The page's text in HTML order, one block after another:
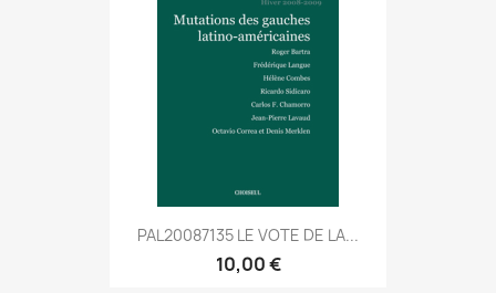
PAL20087135 LE VOTE DE LA...
10,00 €